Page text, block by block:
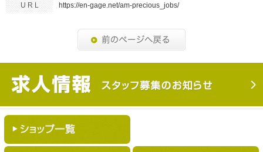
U R L https://en-gage.net/am-precious_jobs/